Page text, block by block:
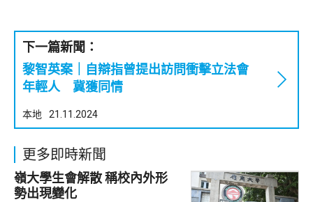
下一篇新聞：
黎智英案｜自辯指曾提出訪問衝擊立法會
年輕人 冀獲同情
本地 21.11.2024
更多即時新聞
嶺大學生會解散 稱校內外形
勢出現變化